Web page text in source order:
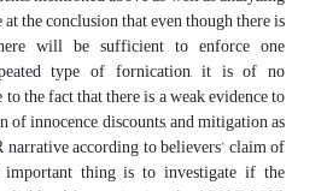
the conclusion that even though there is
will be sufficient to enforce one
type of fornication, it is of no
the fact that there is a weak evidence to
of innocence, discounts, and mitigation as
according to believers’ claim of
thing is to investigate if the